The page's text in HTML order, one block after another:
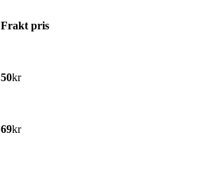
Frakt pris
50kr
69kr